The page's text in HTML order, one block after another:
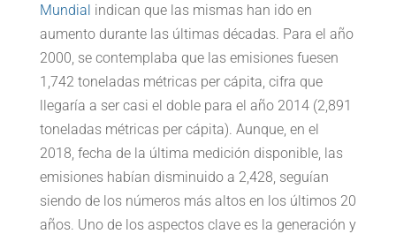
Mundial indican que las mismas han ido en
aumento durante las últimas décadas. Para el año
2000, se contemplaba que las emisiones fuesen
1,742 toneladas métricas per cápita, cifra que
llegaría a ser casi el doble para el año 2014 (2,891
toneladas métricas per cápita). Aunque, en el
2018, fecha de la última medición disponible, las
emisiones habían disminuido a 2,428, seguían
siendo de los números más altos en los últimos 20
años. Uno de los aspectos clave es la generación y